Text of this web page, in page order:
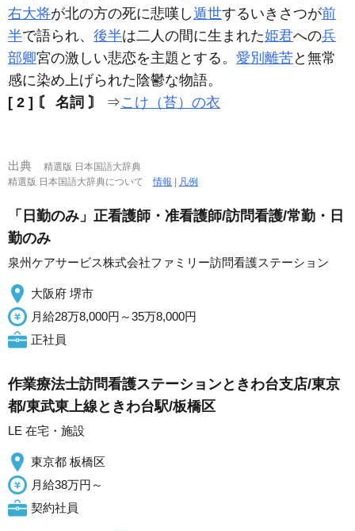
右大将が北の方の死に悲嘆し遁世するいきさつが前
半で語られ、 後半は二人の間に生まれた姫君への兵
部卿宮の激しい悲恋を主題とする。 愛別離苦と無常
感に染め上げられた陰鬱な物語。
[ 2 ] 〘 名詞 〙 ⇒こけ（苔）の衣
出典
精選版 日本国語大辞典
精選版 日本国語大辞典について情報 凡例
「日勤のみ」正看護師・准看護師/訪問看護/常勤・日
勤のみ
泉州ケアサービス株式会社ファミリー訪問看護ステーション
大阪府 堺市
月給28万8,000円～35万8,000円
正社員
作業療法士訪問看護ステーションときわ台支店/東京
都/東武東上線ときわ台駅/板橋区
LE 在宅・施設
東京都 板橋区
月給38万円～
契約社員